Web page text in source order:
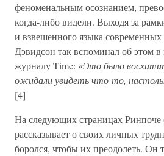
феноменальным осознанием,
когда-либо видели. Выходя за
и взвешенного языка
Дэвидсон так вспоминал об этом
журналу Time: «Это было
ожидали увидеть что-то,
[4]
На следующих страницах Ринпоче
рассказывает о своих личных
боролся, чтобы их преодолеть. Он